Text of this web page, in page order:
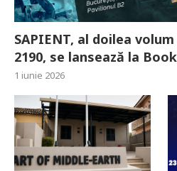
SAPIENT, al doilea
2190, se lansează la
1 iunie 2026